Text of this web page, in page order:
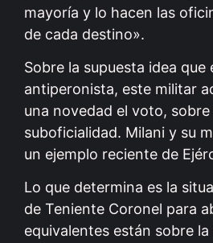
mayoría y lo hacen las
de cada destino».
Sobre la supuesta idea que
antiperonista, este militar
una novedad el voto,
suboficialidad. Milani y su
un ejemplo reciente de
Lo que determina es la
de Teniente Coronel para
equivalentes están sobre